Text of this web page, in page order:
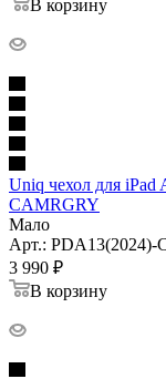
В корзину
Uniq чехол для
CAMRGRY
Мало
Арт.: PDA13(2024)-
3 990 ₽
В корзину